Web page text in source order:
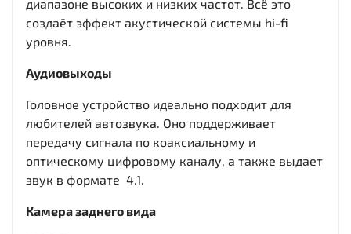
диапазоне высоких и низких частот. Всё это
создаёт эффект акустической системы hi-fi
уровня.
Аудиовыходы
Головное устройство идеально подходит для
любителей автозвука. Оно поддерживает
передачу сигнала по коаксиальному и
оптическому цифровому каналу, а также выдает
звук в формате 4.1.
Камера заднего вида